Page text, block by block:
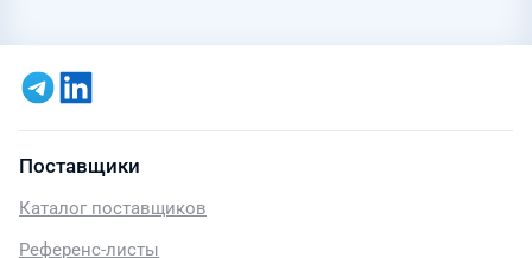
Поставщики
Каталог поставщиков
Референс-листы